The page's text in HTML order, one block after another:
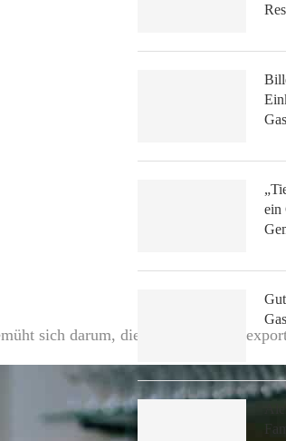
sich darum, diese in die EU zu
ein